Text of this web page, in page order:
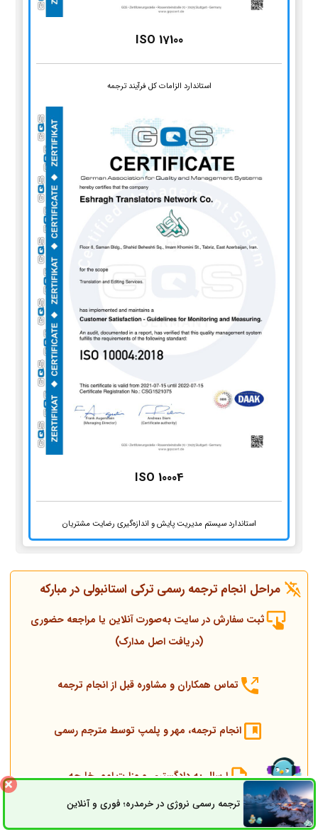
ISO 17100
استاندارد الزامات کل فرآیند ترجمه
ISO 10004
استاندارد سیستم مدیریت پایش و اندازه‌گیری رضایت مشتریان
مراحل انجام ترجمه رسمی ترکی استانبولی در مبارکه
ثبت سفارش در سایت به‌صورت آنلاین یا مراجعه حضوری
(دریافت اصل مدارک)
تماس همکاران و مشاوره قبل از انجام ترجمه
انجام ترجمه، مهر و پلمپ توسط مترجم رسمی
ارسال به دادگستری و وزارت امور خارجه
ترجمه رسمی نروژی در خرمدره؛ فوری و آنلاینثبت سفارش راه های ارتباطی